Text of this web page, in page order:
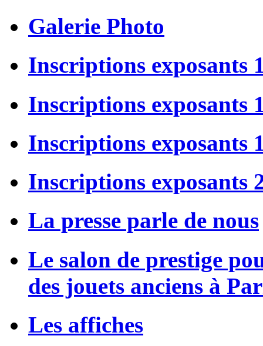
Galerie Photo
Inscriptions exposants
Inscriptions exposants
Inscriptions exposants
Inscriptions exposants
La presse parle de nous
Le salon de prestige
des jouets anciens à
Les affiches